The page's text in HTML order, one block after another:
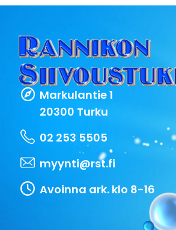
Markulantie 1
20300 Turku
02 253 5505
myynti@rst.fi
Avoinna ark. klo 8-16